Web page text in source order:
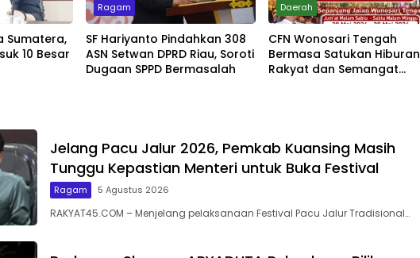
Sumatera,
10 Besar
Ragam
SF Hariyanto Pindahkan 308
ASN Setwan DPRD Riau, Soroti
Dugaan SPPD Bermasalah
Daerah
CFN Wonosari Tengah
Bermasa Satukan Hiburan
Rakyat dan Semangat
Jelang Pacu Jalur 2026, Pemkab Kuansing Masih
Tunggu Kepastian Menteri untuk Buka Festival
Ragam 5 Agustus 2026
RAKYAT45.COM – Menjelang pelaksanaan Festival Pacu Jalur Tradisional…